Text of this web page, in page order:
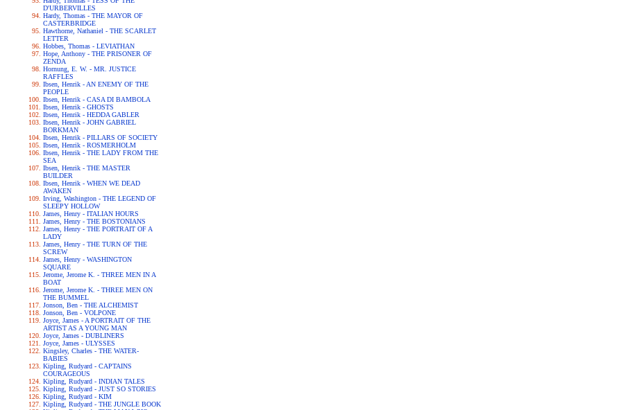
D'URBERVILLES
Hardy, Thomas - THE MAYOR OF
CASTERBRIDGE
Hawthorne, Nathaniel - THE SCARLET
LETTER
Hobbes, Thomas - LEVIATHAN
Hope, Anthony - THE PRISONER OF
ZENDA
Hornung, E. W. - MR. JUSTICE
RAFFLES
Ibsen, Henrik - AN ENEMY OF THE
PEOPLE
Ibsen, Henrik - CASA DI BAMBOLA
Ibsen, Henrik - GHOSTS
Ibsen, Henrik - HEDDA GABLER
Ibsen, Henrik - JOHN GABRIEL
BORKMAN
Ibsen, Henrik - PILLARS OF SOCIETY
Ibsen, Henrik - ROSMERHOLM
Ibsen, Henrik - THE LADY FROM THE
SEA
Ibsen, Henrik - THE MASTER
BUILDER
Ibsen, Henrik - WHEN WE DEAD
AWAKEN
Irving, Washington - THE LEGEND OF
SLEEPY HOLLOW
James, Henry - ITALIAN HOURS
James, Henry - THE BOSTONIANS
James, Henry - THE PORTRAIT OF A
LADY
James, Henry - THE TURN OF THE
SCREW
James, Henry - WASHINGTON
SQUARE
Jerome, Jerome K. - THREE MEN IN A
BOAT
Jerome, Jerome K. - THREE MEN ON
THE BUMMEL
Jonson, Ben - THE ALCHEMIST
Jonson, Ben - VOLPONE
Joyce, James - A PORTRAIT OF THE
ARTIST AS A YOUNG MAN
Joyce, James - DUBLINERS
Joyce, James - ULYSSES
Kingsley, Charles - THE WATER-
BABIES
Kipling, Rudyard - CAPTAINS
COURAGEOUS
Kipling, Rudyard - INDIAN TALES
Kipling, Rudyard - JUST SO STORIES
Kipling, Rudyard - KIM
Kipling, Rudyard - THE JUNGLE BOOK